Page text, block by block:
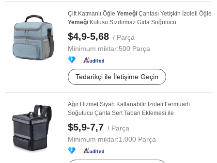
Çift Katmanlı Öğle Yemeği Çantası Yetişkin İzoleli Öğle
Yemeği Kutusu Sızdırmaz Gıda Soğutucu ...
$4,9-5,68 / Parça
Minimum miktar:500 Parça
Tedarikçi ile İletişime Geçin
Ağır Hizmet Siyah Katlanabilir İzoleli Fermuarlı
Soğutucu Çanta Sert Taban Eklemesi ile
$5,9-7,7 / Parça
Minimum miktar:1.000 Parça